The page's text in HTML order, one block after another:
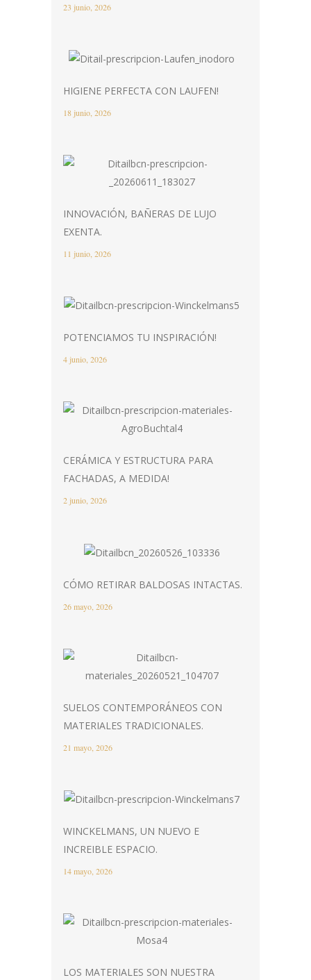
23 junio, 2026
HIGIENE PERFECTA CON LAUFEN!
18 junio, 2026
INNOVACIÓN, BAÑERAS DE LUJO
EXENTA.
11 junio, 2026
POTENCIAMOS TU INSPIRACIÓN!
4 junio, 2026
CERÁMICA Y ESTRUCTURA PARA
FACHADAS, A MEDIDA!
2 junio, 2026
CÓMO RETIRAR BALDOSAS INTACTAS.
26 mayo, 2026
SUELOS CONTEMPORÁNEOS CON
MATERIALES TRADICIONALES.
21 mayo, 2026
WINCKELMANS, UN NUEVO E
INCREIBLE ESPACIO.
14 mayo, 2026
LOS MATERIALES SON NUESTRA